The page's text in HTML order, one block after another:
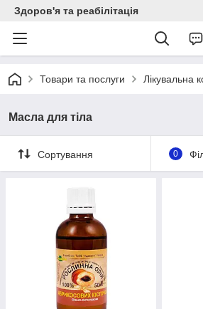
Здоров'я та реабілітація
Товари та послуги Лікувальна
Масла для тіла
Сортування 0